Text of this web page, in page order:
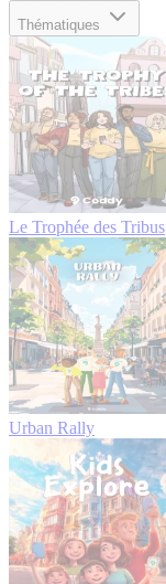
Thématiques
Le Trophée des Tribus
Urban Rally